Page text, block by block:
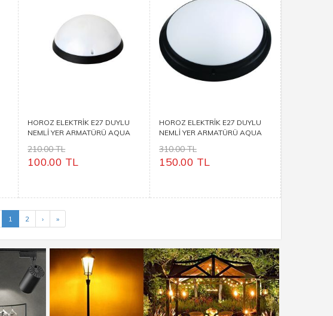
HOROZ ELEKTRİK E27 DUYLU
NEMLİ YER ARMATÜRÜ AQUA
210.00 TL
100.00 TL
HOROZ ELEKTRİK E27 DUYLU
NEMLİ YER ARMATÜRÜ AQUA
310.00 TL
150.00 TL
1 2 › »